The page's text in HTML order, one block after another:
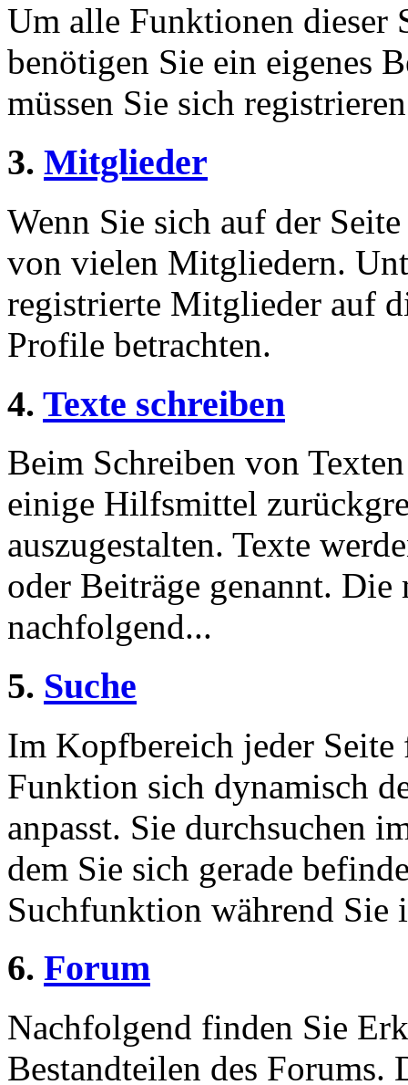
Um alle Funktionen dieser
benötigen Sie ein eigenes
müssen Sie sich
3. Mitglieder
Wenn Sie sich auf der
von vielen Mitgliedern.
registrierte Mitglieder auf
Profile betrachten.
4. Texte schreiben
Beim Schreiben von
einige Hilfsmittel
auszugestalten. Texte
oder Beiträge genannt.
nachfolgend...
5. Suche
Im Kopfbereich jeder Seite
Funktion sich dynamisch
anpasst. Sie durchsuchen
dem Sie sich gerade
Suchfunktion während Sie
6. Forum
Nachfolgend finden Sie
Bestandteilen des Forums.